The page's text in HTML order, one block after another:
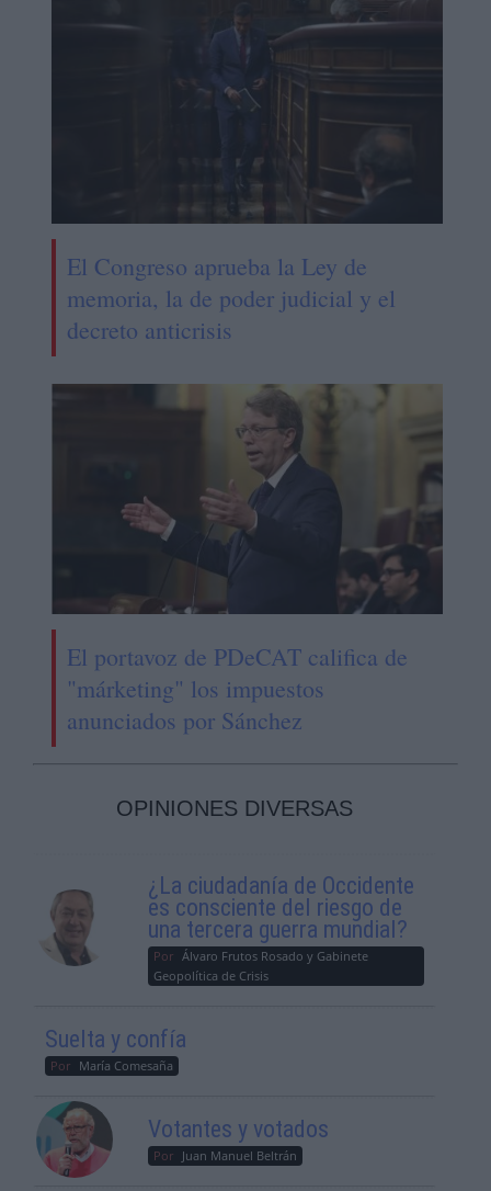
El Congreso aprueba la Ley de
memoria, la de poder judicial y el
decreto anticrisis
El portavoz de PDeCAT califica de
"márketing" los impuestos
anunciados por Sánchez
OPINIONES DIVERSAS
¿La ciudadanía de Occidente
es consciente del riesgo de
una tercera guerra mundial?
Por Álvaro Frutos Rosado y Gabinete
Geopolítica de Crisis
Suelta y confía
Por María Comesaña
Votantes y votados
Por Juan Manuel Beltrán